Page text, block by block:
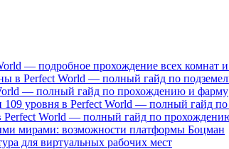
— подробное прохождение всех комнат
в Perfect World — полный гайд по
— полный гайд по прохождению и фарму
уровня в Perfect World — полный гайд
Perfect World — полный гайд по
мирами: возможности платформы Боцман
для виртуальных рабочих мест